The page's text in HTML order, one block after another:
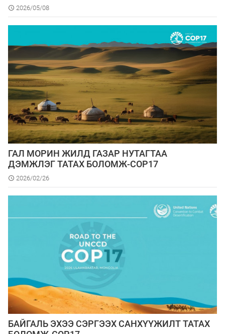
2026/05/08
ГАЛ МОРИН ЖИЛД ГАЗАР НУТАГТАА
ДЭМЖЛЭГ ТАТАХ БОЛОМЖ-COP17
2026/02/26
БАЙГАЛЬ ЭХЭЭ СЭРГЭЭХ САНХҮҮЖИЛТ ТАТАХ